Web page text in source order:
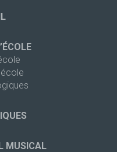
MUSICAL